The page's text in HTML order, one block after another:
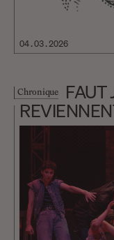
04.03.2026
Chronique
FAUT